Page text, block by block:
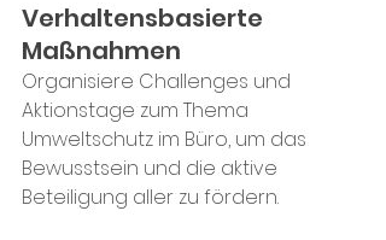
Verhaltensbasierte
Maßnahmen
Organisiere Challenges und
Aktionstage zum Thema
Umweltschutz im Büro, um das
Bewusstsein und die aktive
Beteiligung aller zu fördern.